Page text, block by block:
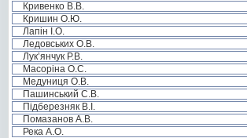
Кривенко В.В.
Кришин О.Ю.
Лапін І.О.
Ледовських О.В.
Лук’янчук Р.В.
Масоріна О.С.
Медуниця О.В.
Пашинський С.В.
Підберезняк В.І.
Помазанов А.В.
Река А.О.